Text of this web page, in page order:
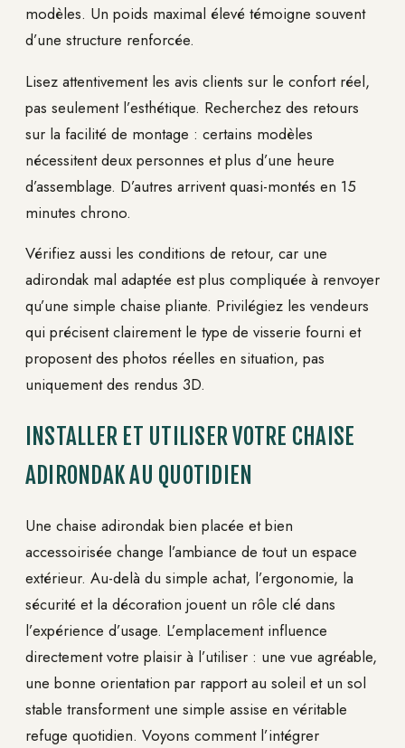
modèles. Un poids maximal élevé témoigne souvent
d’une structure renforcée.
Lisez attentivement les avis clients sur le confort réel,
pas seulement l’esthétique. Recherchez des retours
sur la facilité de montage : certains modèles
nécessitent deux personnes et plus d’une heure
d’assemblage. D’autres arrivent quasi-montés en 15
minutes chrono.
Vérifiez aussi les conditions de retour, car une
adirondak mal adaptée est plus compliquée à renvoyer
qu’une simple chaise pliante. Privilégiez les vendeurs
qui précisent clairement le type de visserie fourni et
proposent des photos réelles en situation, pas
uniquement des rendus 3D.
INSTALLER ET UTILISER VOTRE CHAISE
ADIRONDAK AU QUOTIDIEN
Une chaise adirondak bien placée et bien
accessoirisée change l’ambiance de tout un espace
extérieur. Au-delà du simple achat, l’ergonomie, la
sécurité et la décoration jouent un rôle clé dans
l’expérience d’usage. L’emplacement influence
directement votre plaisir à l’utiliser : une vue agréable,
une bonne orientation par rapport au soleil et un sol
stable transforment une simple assise en véritable
refuge quotidien. Voyons comment l’intégrer